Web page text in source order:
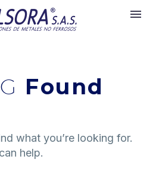
Found
what you’re looking for.
help.